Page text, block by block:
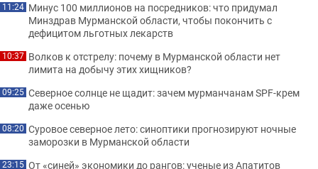
11:24 Минус 100 миллионов на посредников: что придумал
Минздрав Мурманской области, чтобы покончить с
дефицитом льготных лекарств
10:37 Волков к отстрелу: почему в Мурманской области нет
лимита на добычу этих хищников?
09:25 Северное солнце не щадит: зачем мурманчанам SPF-крем
даже осенью
08:20 Суровое северное лето: синоптики прогнозируют ночные
заморозки в Мурманской области
23:15 От «синей» экономики до рангов: ученые из Апатитов